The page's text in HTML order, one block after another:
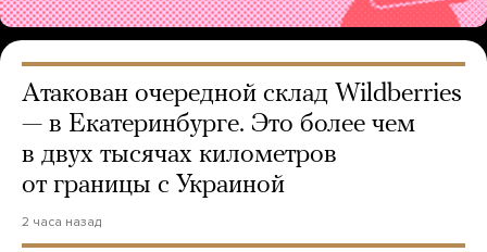
Атакован очередной склад Wildberries
— в Екатеринбурге. Это более чем
в двух тысячах километров
от границы с Украиной
2 часа назад